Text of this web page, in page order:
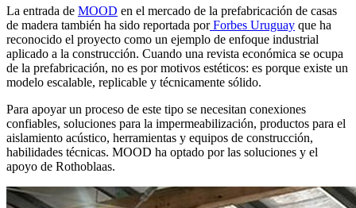
La entrada de MOOD en el mercado de la prefabricación de casas
de madera también ha sido reportada porForbes Uruguay que ha
reconocido el proyecto como un ejemplo de enfoque industrial
aplicado a la construcción. Cuando una revista económica se ocupa
de la prefabricación, no es por motivos estéticos: es porque existe un
modelo escalable, replicable y técnicamente sólido.
Para apoyar un proceso de este tipo se necesitan conexiones
confiables, soluciones para la impermeabilización, productos para el
aislamiento acústico, herramientas y equipos de construcción,
habilidades técnicas. MOOD ha optado por las soluciones y el
apoyo de Rothoblaas.